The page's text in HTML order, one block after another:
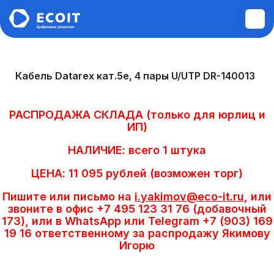
Кабель Datarex кат.5е, 4 пары U/UTP DR-140013
РАСПРОДАЖА СКЛАДА (только для юрлиц и
ИП)
НАЛИЧИЕ: всего 1 штука
ЦЕНА: 11 095 рублей (возможен торг)
Пишите или письмо на i.yakimov@eco-it.ru , или
звоните в офис +7 495 123 31 76 (добавочный
173), или в WhatsApp или Telegram +7 (903) 169
19 16 ответственному за распродажу Якимову
Игорю
Монтажные и пусконаладочные
Диагностика и ремонт техники
Аудит инфраструктуры
Построение ЛВС, WI-FI,
Информационной безопасности,
Сервера, СХД
Системы управления электронной